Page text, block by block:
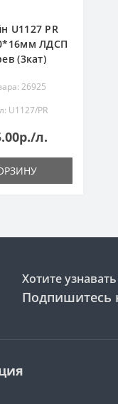
U1127 PR
ЛДСП
(3кат)
26925
U1127/PR
л.
Хотите
Подпишитесь